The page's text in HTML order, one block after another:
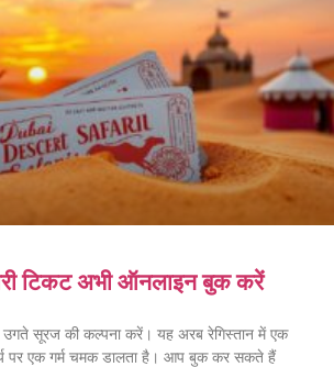
टिकट अभी ऑनलाइन बुक करें
उगते सूरज की कल्पना करें। यह अरब रेगिस्तान में एक
पर एक गर्म चमक डालता है। आप बुक कर सकते हैं